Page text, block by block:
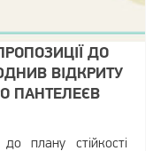
ДО
ВІДКРИТУ
ПАНТЕЛЕЄВ
плану стійкості